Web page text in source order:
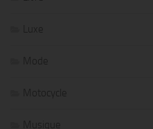
Luxe
Mode
Motocycle
Musique